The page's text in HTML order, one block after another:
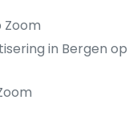
Zoom
in Bergen op